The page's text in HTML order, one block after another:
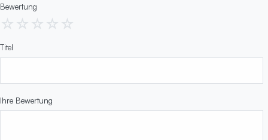
Bewertung
☆ ☆ ☆ ☆ ☆
Titel
Ihre Bewertung